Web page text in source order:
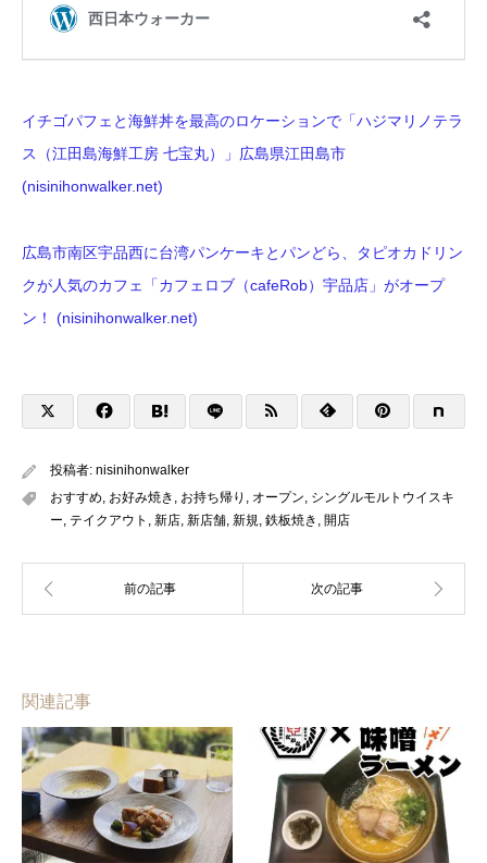
イチゴパフェと海鮮丼を最高のロケーションで「ハジマリノテラ
ス（江田島海鮮工房 七宝丸）」広島県江田島市
(nisinihonwalker.net)
広島市南区宇品西に台湾パンケーキとパンどら、タピオカドリン
クが人気のカフェ「カフェロブ（cafeRob）宇品店」がオープ
ン！ (nisinihonwalker.net)
投稿者: nisinihonwalker
おすすめ, お好み焼き , お持ち帰り , オープン, シングルモルトウイスキ
ー, テイクアウト , 新店, 新店舗, 新規, 鉄板焼き , 開店
関連記事